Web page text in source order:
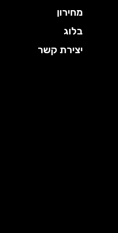
מחירון
בלוג
יצירת קשר